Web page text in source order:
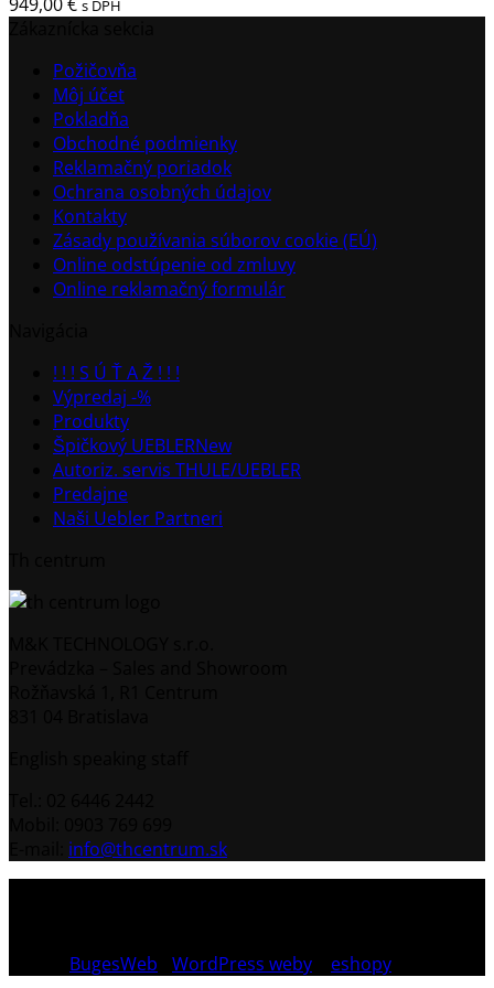
s DPH
Požičovňa
Môj účet
Pokladňa
Obchodné podmienky
Reklamačný poriadok
Ochrana osobných údajov
Kontakty
Zásady používania súborov cookie (EÚ)
Online odstúpenie od zmluvy
Online reklamačný formulár
! ! ! S Ú Ť A Ž ! ! !
Výpredaj -%
Produkty
Špičkový UEBLER
Autoriz. servis THULE/UEBLER
Predajne
Naši Uebler Partneri
info@thcentrum.sk
BugesWeb WordPress weby eshopy